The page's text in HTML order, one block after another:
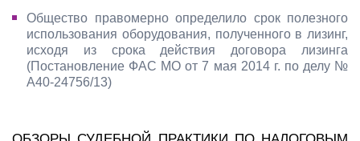
Общество правомерно определило срок полезного
использования оборудования, полученного в лизинг,
исходя из срока действия договора лизинга
(Постановление ФАС МО от 7 мая 2014 г. по делу №
А40-24756/13)